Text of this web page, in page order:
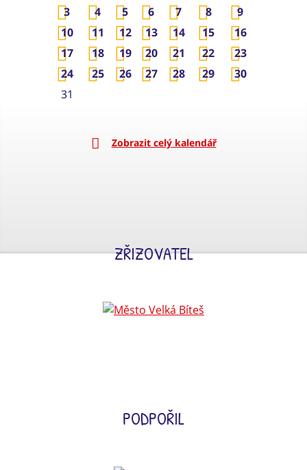
3
4 5 6 7 8
9
10
11 12 13 14 15
16
17
18 19 20 21 22
23
24
25 26 27 28 29
30
31
Zobrazit celý kalendář
ZŘIZOVATEL
PODPOŘIL